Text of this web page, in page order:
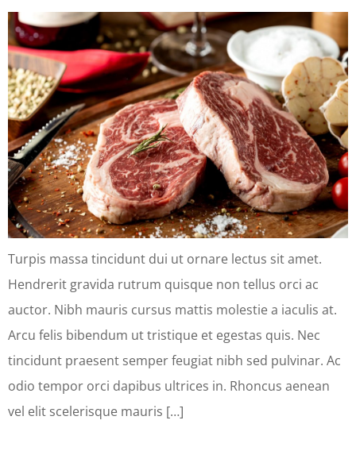
Turpis massa tincidunt dui ut ornare lectus sit amet.
Hendrerit gravida rutrum quisque non tellus orci ac
auctor. Nibh mauris cursus mattis molestie a iaculis at.
Arcu felis bibendum ut tristique et egestas quis. Nec
tincidunt praesent semper feugiat nibh sed pulvinar. Ac
odio tempor orci dapibus ultrices in. Rhoncus aenean
vel elit scelerisque mauris […]